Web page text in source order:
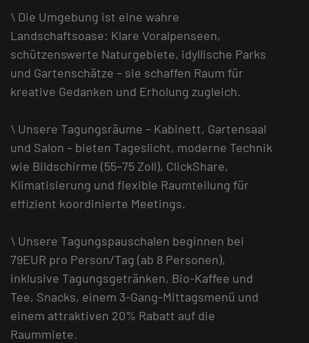
\ Die Umgebung ist eine wahre
Landschaftsoase: Klare Voralpenseen,
schützenswerte Naturgebiete, idyllische Parks
und Gartenschätze – sie schaffen Raum für
kreative Gedanken und Erholung zugleich.
\ Unsere Tagungsräume – Kabinett, Gartensaal
und Salon – bieten Tageslicht, moderne Technik
wie Bildschirme (55–75 Zoll), ClickShare,
Klimatisierung und flexible Raumteilung für
effizient koordinierte Meetings.
\ Unsere Tagungspauschalen beginnen bei
79EUR pro Person/Tag (ab 8 Personen),
inklusive Tagungsgetränken, Bio-Kaffee und
Tee, Snacks, einem 3-Gang-Mittagsmenü und
einem attraktiven 20% Rabatt auf die
Raummiete.